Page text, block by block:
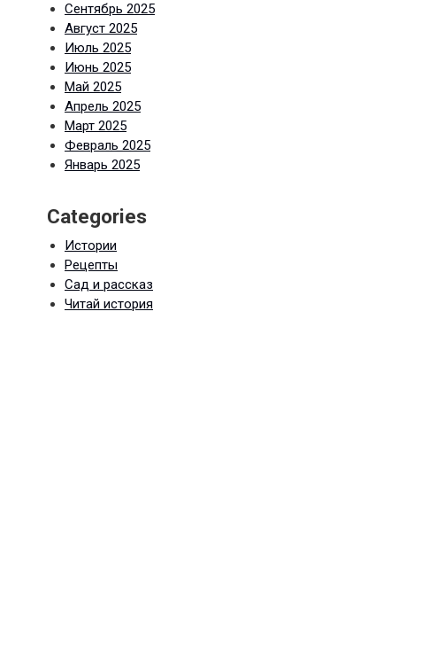
Сентябрь 2025
Август 2025
Июль 2025
Июнь 2025
Май 2025
Апрель 2025
Март 2025
Февраль 2025
Январь 2025
Categories
Истории
Рецепты
Сад и рассказ
Читай история